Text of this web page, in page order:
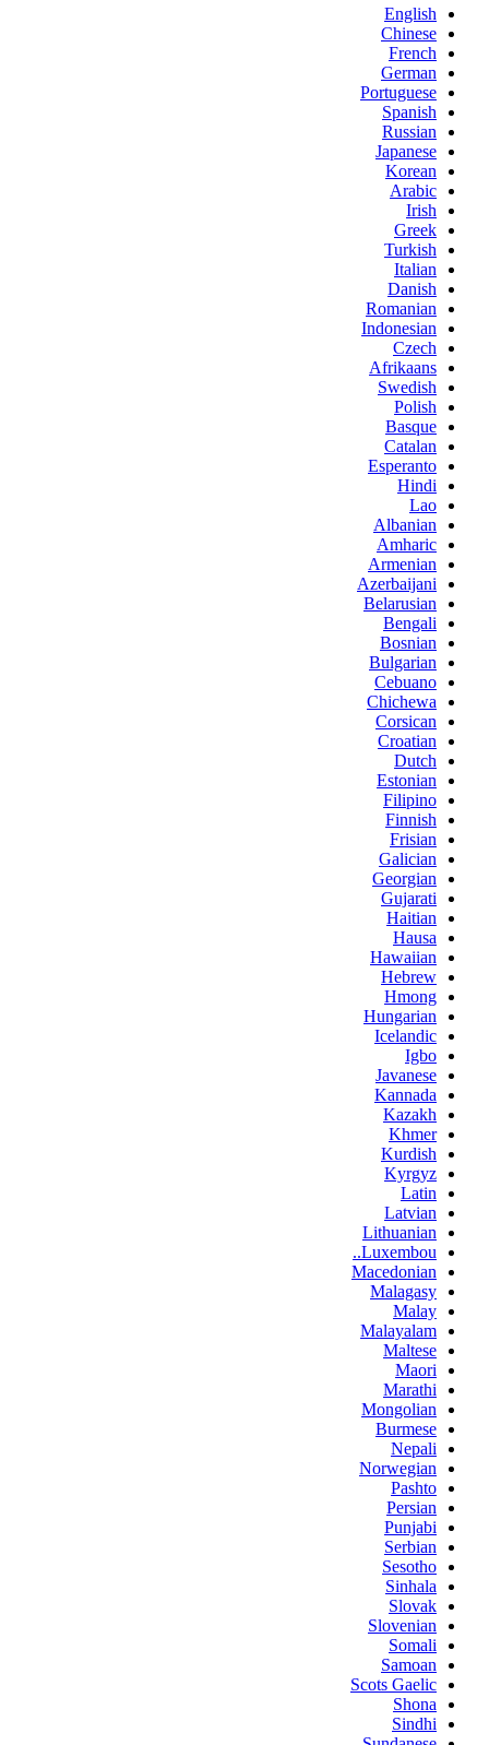
English
Chinese
French
German
Portuguese
Spanish
Russian
Japanese
Korean
Arabic
Irish
Greek
Turkish
Italian
Danish
Romanian
Indonesian
Czech
Afrikaans
Swedish
Polish
Basque
Catalan
Esperanto
Hindi
Lao
Albanian
Amharic
Armenian
Azerbaijani
Belarusian
Bengali
Bosnian
Bulgarian
Cebuano
Chichewa
Corsican
Croatian
Dutch
Estonian
Filipino
Finnish
Frisian
Galician
Georgian
Gujarati
Haitian
Hausa
Hawaiian
Hebrew
Hmong
Hungarian
Icelandic
Igbo
Javanese
Kannada
Kazakh
Khmer
Kurdish
Kyrgyz
Latin
Latvian
Lithuanian
Luxembou..
Macedonian
Malagasy
Malay
Malayalam
Maltese
Maori
Marathi
Mongolian
Burmese
Nepali
Norwegian
Pashto
Persian
Punjabi
Serbian
Sesotho
Sinhala
Slovak
Slovenian
Somali
Samoan
Scots Gaelic
Shona
Sindhi